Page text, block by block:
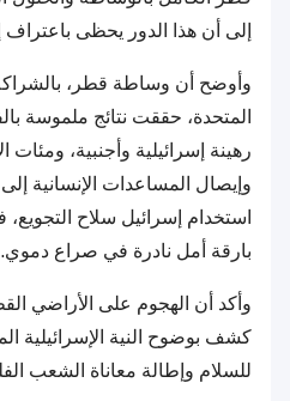
إلى أن هذا الدور يحظى
وأوضح أن وساطة قطر،
رهينة إسرائيلية وأجنبية، ومئات
وإيصال المساعدات الإنسانية
استخدام إسرائيل سلاح
بارقة أمل نادرة في صراع دموي.
وأكد أن الهجوم على الأراضي
كشف بوضوح النية الإسرائيلية
للسلام وإطالة معاناة الشعب